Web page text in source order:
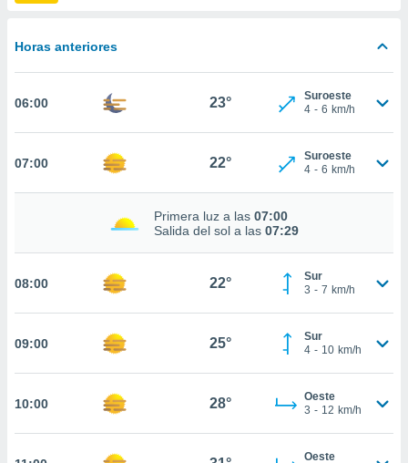
permite
seguir
coste.
botón
a la
nos
y análisis
como
y
en
Horas anteriores
06:00 23°
Suroeste
4 - 6 km/h
07:00 22°
Suroeste
4 - 6 km/h
Primera luz a las 07:00
Salida del sol a las 07:29
08:00 22°
Sur
3 - 7 km/h
09:00 25°
Sur
4 - 10 km/h
10:00 28°
Oeste
3 - 12 km/h
Oeste